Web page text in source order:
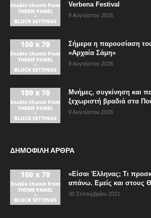
Verbena Festival
9 Αυγούστου 2026
Σήμερα η παρουσίαση
«Αρχαία Σάμη»
9 Αυγούστου 2026
Μνήμες, συγκίνηση και
ξεχωριστή βραδιά στα
9 Αυγούστου 2026
ΔΗΜΟΦΙΛΗ ΑΡΘΡΑ
«Είσαι Έλληνας; Τι
απάνω. Εμείς και στους
30 Σεπτεμβρίου 2021